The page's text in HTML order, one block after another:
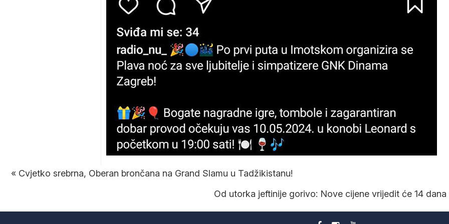
« Cvjetko srebrna, Oberan brončana na Grand Slamu u Tadžikistanu!
Od utorka jeftinije gorivo: Nove cijene vrijedit će 14 dana